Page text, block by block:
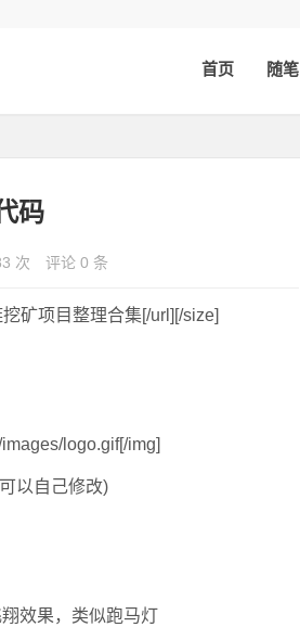
首页 随笔
码
次 评论 0 条
矿项目整理合集[/url][/size]
logo.gif[/img]
以自己修改)
效果，类似跑马灯